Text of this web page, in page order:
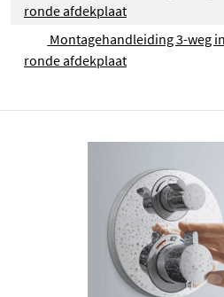
ronde afdekplaat
Montagehandleiding 3-weg
ronde afdekplaat